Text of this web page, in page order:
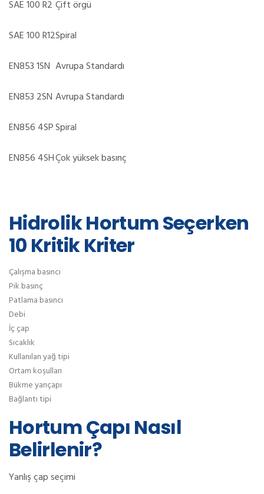
SAE 100 R2 Çift örgü
SAE 100 R12Spiral
EN853 1SN Avrupa Standardı
EN853 2SN Avrupa Standardı
EN856 4SPSpiral
EN856 4SHÇok yüksek basınç
Hidrolik Hortum Seçerken
10 Kritik Kriter
Çalışma basıncı
Pik basınç
Patlama basıncı
Debi
İç çap
Sıcaklık
Kullanılan yağ tipi
Ortam koşulları
Bükme yarıçapı
Bağlantı tipi
Hortum Çapı Nasıl
Belirlenir?
Yanlış çap seçimi